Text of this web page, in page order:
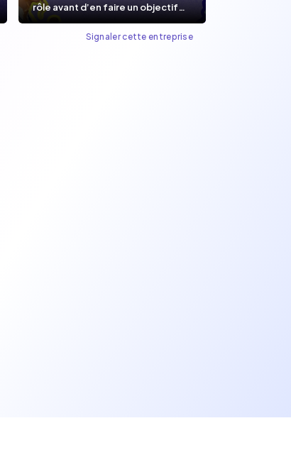
rôle avant d’en faire un objectif
de carrière.
Signaler cette entreprise